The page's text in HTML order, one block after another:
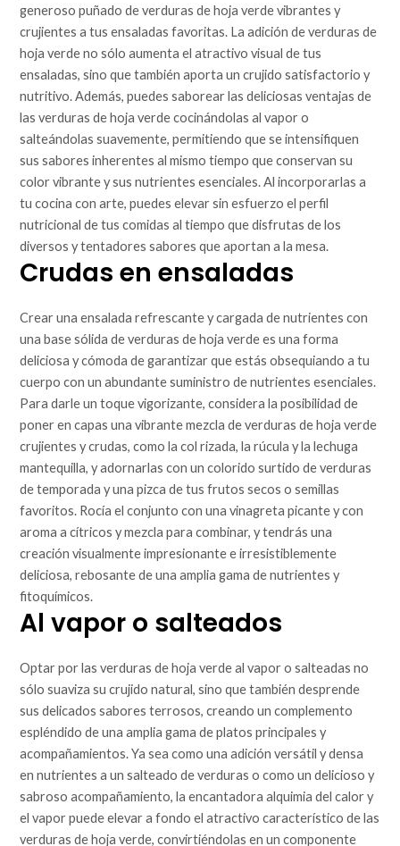
generoso puñado de verduras de hoja verde vibrantes y
crujientes a tus ensaladas favoritas. La adición de verduras de
hoja verde no sólo aumenta el atractivo visual de tus
ensaladas, sino que también aporta un crujido satisfactorio y
nutritivo. Además, puedes saborear las deliciosas ventajas de
las verduras de hoja verde cocinándolas al vapor o
salteándolas suavemente, permitiendo que se intensifiquen
sus sabores inherentes al mismo tiempo que conservan su
color vibrante y sus nutrientes esenciales. Al incorporarlas a
tu cocina con arte, puedes elevar sin esfuerzo el perfil
nutricional de tus comidas al tiempo que disfrutas de los
diversos y tentadores sabores que aportan a la mesa.
Crudas en ensaladas
Crear una ensalada refrescante y cargada de nutrientes con
una base sólida de verduras de hoja verde es una forma
deliciosa y cómoda de garantizar que estás obsequiando a tu
cuerpo con un abundante suministro de nutrientes esenciales.
Para darle un toque vigorizante, considera la posibilidad de
poner en capas una vibrante mezcla de verduras de hoja verde
crujientes y crudas, como la col rizada, la rúcula y la lechuga
mantequilla, y adornarlas con un colorido surtido de verduras
de temporada y una pizca de tus frutos secos o semillas
favoritos. Rocía el conjunto con una vinagreta picante y con
aroma a cítricos y mezcla para combinar, y tendrás una
creación visualmente impresionante e irresistiblemente
deliciosa, rebosante de una amplia gama de nutrientes y
fitoquímicos.
Al vapor o salteados
Optar por las verduras de hoja verde al vapor o salteadas no
sólo suaviza su crujido natural, sino que también desprende
sus delicados sabores terrosos, creando un complemento
espléndido de una amplia gama de platos principales y
acompañamientos. Ya sea como una adición versátil y densa
en nutrientes a un salteado de verduras o como un delicioso y
sabroso acompañamiento, la encantadora alquimia del calor y
el vapor puede elevar a fondo el atractivo característico de las
verduras de hoja verde, convirtiéndolas en un componente